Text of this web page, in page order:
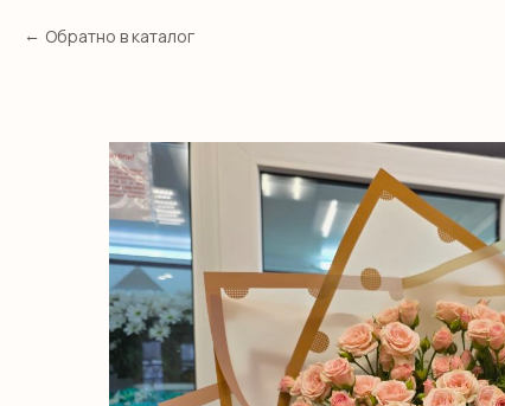
Обратно в каталог